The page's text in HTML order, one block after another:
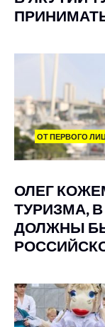
ОТ ПЕРВОГО
ОЛЕГ
ТУРИЗМА,
ДОЛЖНЫ